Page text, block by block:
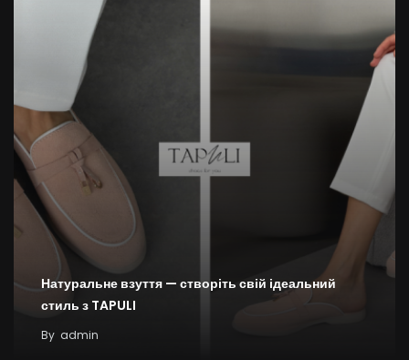
Натуральне взуття — створіть свій ідеальний
стиль з TAPULI
By admin